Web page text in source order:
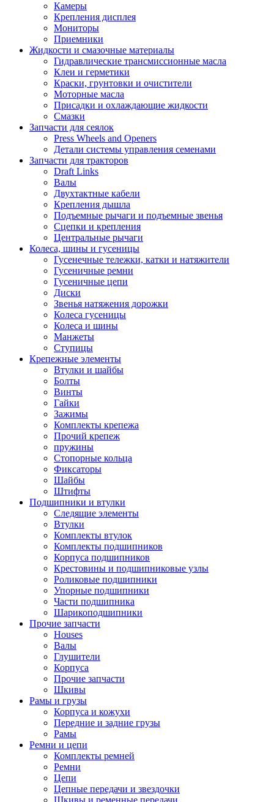
Камеры
Крепления дисплея
Мониторы
Приемники
Жидкости и смазочные материалы
Гидравлические трансмиссионные масла
Клеи и герметики
Краски, грунтовки и очистители
Моторные масла
Присадки и охлаждающие жидкости
Смазки
Запчасти для сеялок
Press Wheels and Openers
Детали системы управления семенами
Запчасти для тракторов
Draft Links
Валы
Двухтактные кабели
Крепления дышла
Подъемные рычаги и подъемные звенья
Сцепки и крепления
Центральные рычаги
Колеса, шины и гусеницы
Гусенечные тележки, катки и натяжители
Гусеничные ремни
Гусеничные цепи
Диски
Звенья натяжения дорожки
Колеса гусеницы
Колеса и шины
Манжеты
Ступицы
Крепежные элементы
Втулки и шайбы
Болты
Винты
Гайки
Зажимы
Комплекты крепежа
Прочий крепеж
пружины
Стопорные кольца
Фиксаторы
Шайбы
Штифты
Подшипники и втулки
Следящие элементы
Втулки
Комплекты втулок
Комплекты подшипников
Корпуса подшипников
Крестовины и подшипниковые узлы
Роликовые подшипники
Упорные подшипники
Части подшипника
Шарикоподшипники
Прочие запчасти
Houses
Валы
Глушители
Корпуса
Прочие запчасти
Шкивы
Рамы и грузы
Корпуса и кожухи
Передние и задние грузы
Рамы
Ремни и цепи
Комплекты ремней
Ремни
Цепи
Цепные передачи и звездочки